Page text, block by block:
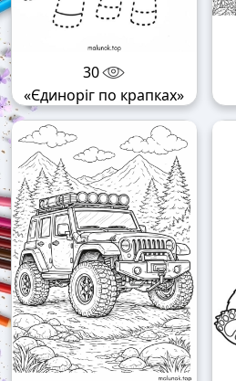
30
«Єдиноріг по крапках»